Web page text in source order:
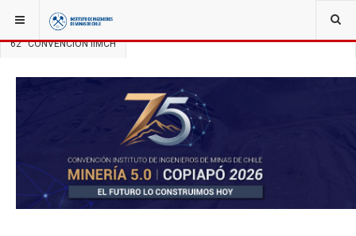
YOU ARE HERE: NOTICIAS
62° CONVENCIÓN IIMCH